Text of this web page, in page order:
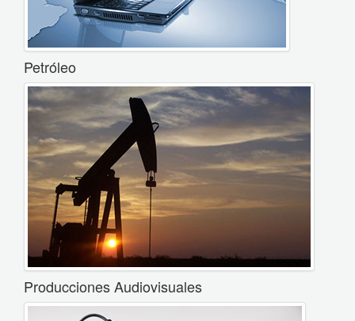
Petróleo
Producciones Audiovisuales